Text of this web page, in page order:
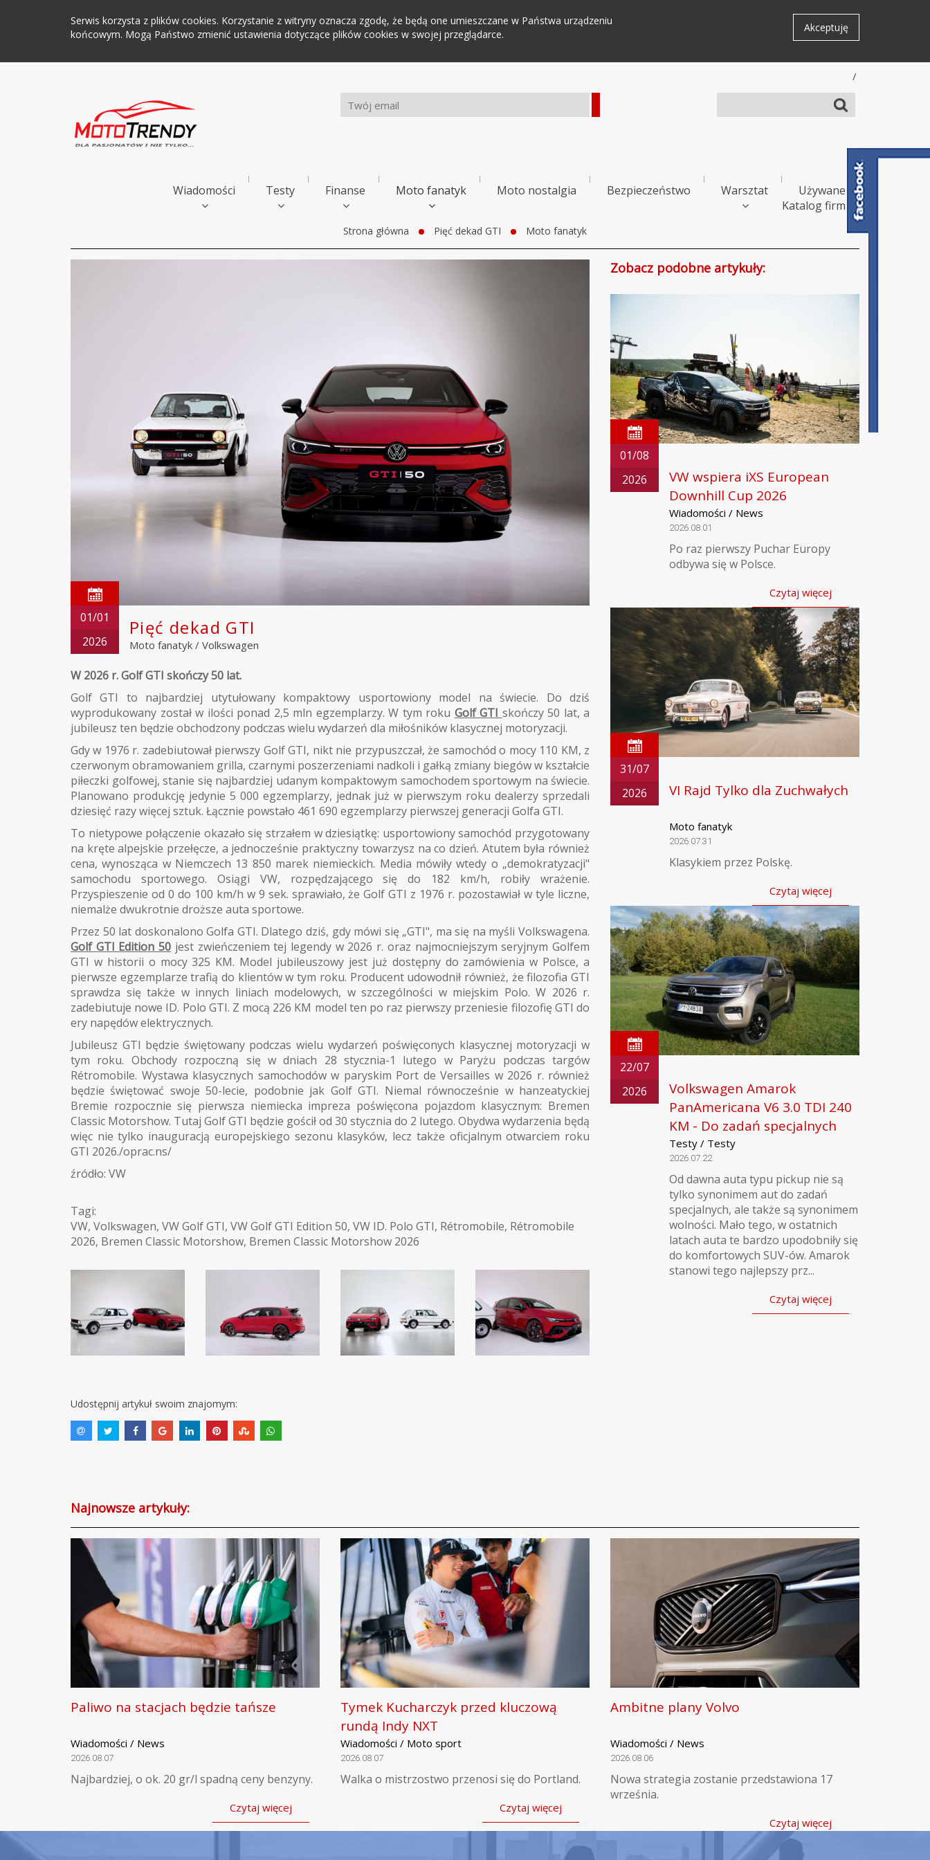
Serwis korzysta z plików cookies. Korzystanie z witryny oznacza zgodę, że będą one umieszczane w Państwa urządzeniu
końcowym. Mogą Państwo zmienić ustawienia dotyczące plików cookies w swojej przeglądarce.
Akceptuję
/
Wiadomości Testy Finanse Moto fanatyk Moto nostalgia Bezpieczeństwo Warsztat
Używane
Katalog firm
Strona główna Pięć dekad GTI Moto fanatyk
01/01
2026
Pięć dekad GTI
Moto fanatyk / Volkswagen
W 2026 r. Golf GTI skończy 50 lat.
Golf GTI to najbardziej utytułowany kompaktowy usportowiony model na świecie. Do dziś
wyprodukowany został w ilości ponad 2,5 mln egzemplarzy. W tym roku Golf GTI skończy 50 lat, a
jubileusz ten będzie obchodzony podczas wielu wydarzeń dla miłośników klasycznej motoryzacji.
Gdy w 1976 r. zadebiutował pierwszy Golf GTI, nikt nie przypuszczał, że samochód o mocy 110 KM, z
czerwonym obramowaniem grilla, czarnymi poszerzeniami nadkoli i gałką zmiany biegów w kształcie
piłeczki golfowej, stanie się najbardziej udanym kompaktowym samochodem sportowym na świecie.
Planowano produkcję jedynie 5 000 egzemplarzy, jednak już w pierwszym roku dealerzy sprzedali
dziesięć razy więcej sztuk. Łącznie powstało 461 690 egzemplarzy pierwszej generacji Golfa GTI.
To nietypowe połączenie okazało się strzałem w dziesiątkę: usportowiony samochód przygotowany
na kręte alpejskie przełęcze, a jednocześnie praktyczny towarzysz na co dzień. Atutem była również
cena, wynosząca w Niemczech 13 850 marek niemieckich. Media mówiły wtedy o „demokratyzacji"
samochodu sportowego. Osiągi VW, rozpędzającego się do 182 km/h, robiły wrażenie.
Przyspieszenie od 0 do 100 km/h w 9 sek. sprawiało, że Golf GTI z 1976 r. pozostawiał w tyle liczne,
niemalże dwukrotnie droższe auta sportowe.
Przez 50 lat doskonalono Golfa GTI. Dlatego dziś, gdy mówi się „GTI", ma się na myśli Volkswagena.
Golf GTI Edition 50 jest zwieńczeniem tej legendy w 2026 r. oraz najmocniejszym seryjnym Golfem
GTI w historii o mocy 325 KM. Model jubileuszowy jest już dostępny do zamówienia w Polsce, a
pierwsze egzemplarze trafią do klientów w tym roku. Producent udowodnił również, że filozofia GTI
sprawdza się także w innych liniach modelowych, w szczególności w miejskim Polo. W 2026 r.
zadebiutuje nowe ID. Polo GTI. Z mocą 226 KM model ten po raz pierwszy przeniesie filozofię GTI do
ery napędów elektrycznych.
Jubileusz GTI będzie świętowany podczas wielu wydarzeń poświęconych klasycznej motoryzacji w
tym roku. Obchody rozpoczną się w dniach 28 stycznia-1 lutego w Paryżu podczas targów
Rétromobile. Wystawa klasycznych samochodów w paryskim Port de Versailles w 2026 r. również
będzie świętować swoje 50-lecie, podobnie jak Golf GTI. Niemal równocześnie w hanzeatyckiej
Bremie rozpocznie się pierwsza niemiecka impreza poświęcona pojazdom klasycznym: Bremen
Classic Motorshow. Tutaj Golf GTI będzie gościł od 30 stycznia do 2 lutego. Obydwa wydarzenia będą
więc nie tylko inauguracją europejskiego sezonu klasyków, lecz także oficjalnym otwarciem roku
GTI 2026./oprac.ns/
źródło: VW
Tagi:
VW, Volkswagen, VW Golf GTI, VW Golf GTI Edition 50, VW ID. Polo GTI, Rétromobile, Rétromobile
2026, Bremen Classic Motorshow, Bremen Classic Motorshow 2026
Udostępnij artykuł swoim znajomym:
Zobacz podobne artykuły:
01/08
2026
VW wspiera iXS European
Downhill Cup 2026
Wiadomości / News
2026.08.01
Po raz pierwszy Puchar Europy
odbywa się w Polsce.
Czytaj więcej
31/07
2026
VI Rajd Tylko dla Zuchwałych
Moto fanatyk
2026.07.31
Klasykiem przez Polskę.
Czytaj więcej
22/07
2026
Volkswagen Amarok
PanAmericana V6 3.0 TDI 240
KM - Do zadań specjalnych
Testy / Testy
2026.07.22
Od dawna auta typu pickup nie są
tylko synonimem aut do zadań
specjalnych, ale także są synonimem
wolności. Mało tego, w ostatnich
latach auta te bardzo upodobniły się
do komfortowych SUV-ów. Amarok
stanowi tego najlepszy prz...
Czytaj więcej
Najnowsze artykuły:
Paliwo na stacjach będzie tańsze
Wiadomości / News
2026.08.07
Najbardziej, o ok. 20 gr/l spadną ceny benzyny.
Czytaj więcej
Tymek Kucharczyk przed kluczową
rundą Indy NXT
Wiadomości / Moto sport
2026.08.07
Walka o mistrzostwo przenosi się do Portland.
Czytaj więcej
Ambitne plany Volvo
Wiadomości / News
2026.08.06
Nowa strategia zostanie przedstawiona 17
września.
Czytaj więcej